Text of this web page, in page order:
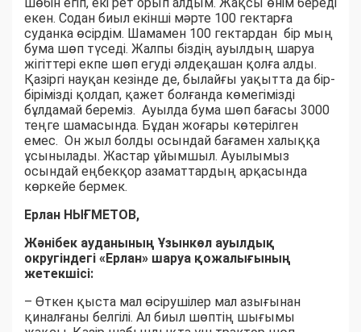
екен. Содан биыл екінші мәрте 100 гектарға
суданка өсірдім. Шамамен 100 гектардан бір мың
бума шөп түседі. Жалпы біздің ауылдың шаруа
жігіттері екпе шөп егуді әлдеқашан қолға алды.
Қазіргі науқан кезінде де, былайғы уақытта да бір-
бірімізді қолдап, қажет болғанда көмегімізді
бұлдамай береміз. Ауылда бума шөп бағасы 3000
теңге шамасында. Бұдан жоғары көтерілген
емес. Он жыл болды осындай бағамен халыққа
ұсынылады. Жастар ұйымшыл. Ауылымыз
осындай еңбекқор азаматтардың арқасында
көркейе бермек.
Ерлан НЫҒМЕТОВ,
Жәнібек ауданының Ұзынкөл ауылдық
округіндегі «Ерлан» шаруа қожалығының
жетекшісі:
– Өткен қыста мал өсірушілер мал азығынан
қиналғаны белгілі. Ал биыл шөптің шығымы